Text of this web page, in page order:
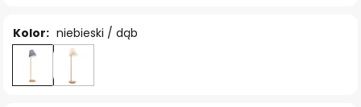
Kolor: niebieski / dąb